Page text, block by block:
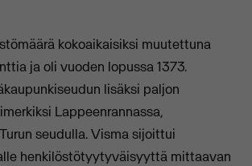
kokoaikaisiksi muutettuna
ja oli vuoden lopussa 1373.
lisäksi paljon
Lappeenrannassa,
seudulla. Visma sijoittui
henkilöstötyytyväisyyttä mittaavan